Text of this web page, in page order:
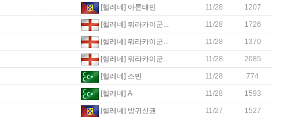
[헬레네] 아론태빈 11/28 1207
[헬레네] 뭐라카이군... 11/28 1726
[헬레네] 뭐라카이군... 11/28 1370
[헬레네] 뭐라카이군... 11/28 2085
[헬레네] 스빈 11/28 774
[헬레네] A 11/28 1593
[헬레네] 방귀신권 11/27 1527